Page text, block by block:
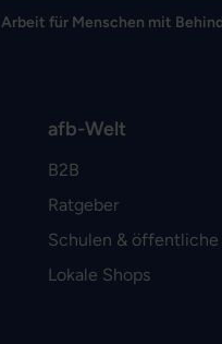
Arbeit für Menschen mit
afb-Welt
B2B
Ratgeber
Schulen &
Lokale Shops